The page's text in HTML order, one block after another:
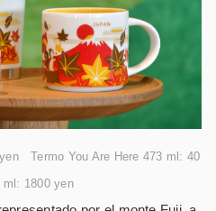
yenTermo You Are Here 473 ml: 40
ml: 1800 yen